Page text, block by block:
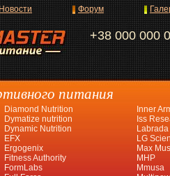
+38 000 000
Новости Форум
питания
Diamond Nutrition
Dymatize nutrition
Dynamic Nutrition
EFX
Ergogenix
Fitness Authority
FormLabs
Inner
Iss
Labrada
LG
Max
MHP
Mmusa